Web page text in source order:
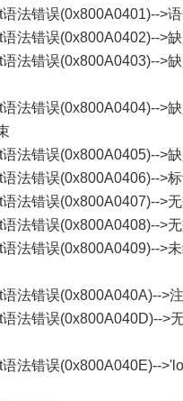
法错误(0x800A0401)-->
法错误(0x800A0402)-->
法错误(0x800A0403)-->
法错误(0x800A0404)-->
法错误(0x800A0405)-->
法错误(0x800A0406)-->
法错误(0x800A0407)-->
法错误(0x800A0408)-->
法错误(0x800A0409)-->
法错误(0x800A040A)-->
法错误(0x800A040D)-->
法错误(0x800A040E)--